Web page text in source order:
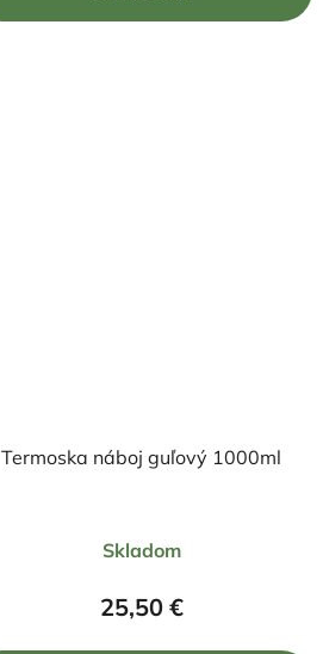
Termoska náboj guľový 1000ml
hodnotenie
produktu
Skladom
25,50 €